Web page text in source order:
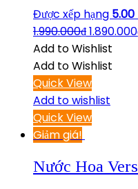
Được xếp hạng 5.00
1.990.000₫1.890.000
Add to Wishlist
Add to Wishlist
Quick View
Add to wishlist
Quick View
Giảm giá!
Nước Hoa